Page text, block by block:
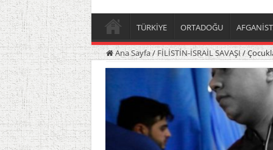
TÜRKİYE ORTADOĞU
Ana Sayfa/FİLİSTİN-İSRAİL SAVAŞI/